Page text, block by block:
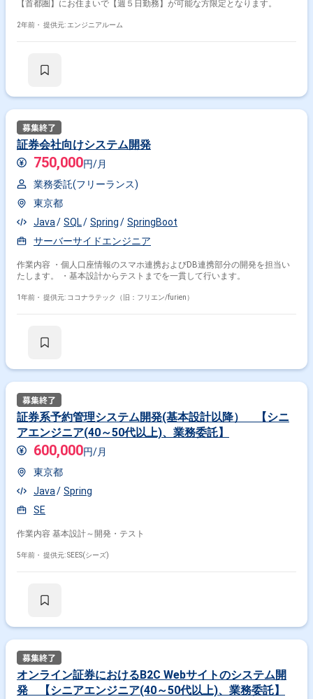
【首都圏】にお住まいで【週５日勤務】が可能な方限定となります。
2年前・ 提供元: エンジニアルーム
証券会社向けシステム開発
750,000円/月
業務委託(フリーランス)
東京都
Java
SQL Spring
SpringBoot
サーバーサイドエンジニア
作業内容 ・個人口座情報のスマホ連携およびDB連携部分の開発を担当い
たします。 ・基本設計からテストまでを一貫して行います。
1年前・ 提供元: ココナラテック（旧：フリエン/furien）
証券系予約管理システム開発(基本設計以降） 【シニ
アエンジニア(40～50代以上)、業務委託】
600,000円/月
東京都
Java
Spring
SE
作業内容 基本設計～開発・テスト
5年前・ 提供元: SEES(シーズ)
オンライン証券におけるB2C Webサイトのシステム開
発 【シニアエンジニア(40～50代以上)、業務委託】
Spring × 副業 Spring × 在宅・リモート
その他の条件で検索する
Oracle
その他の職種から探す
サーバーサイドエンジニア
フロントエンドエンジニア
アプリケーションエンジニア